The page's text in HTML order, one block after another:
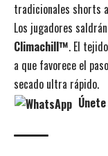
tradicionales shorts
Los jugadores
Climachill™. El
a que favorece el
secado ultra rápido.